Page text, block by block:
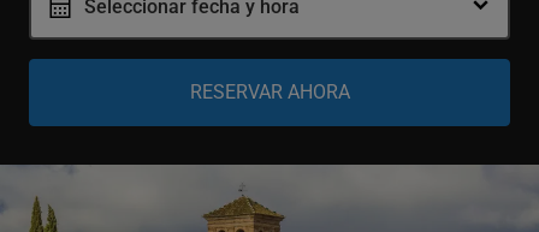
12-99 añosSeleccionar fecha y hora